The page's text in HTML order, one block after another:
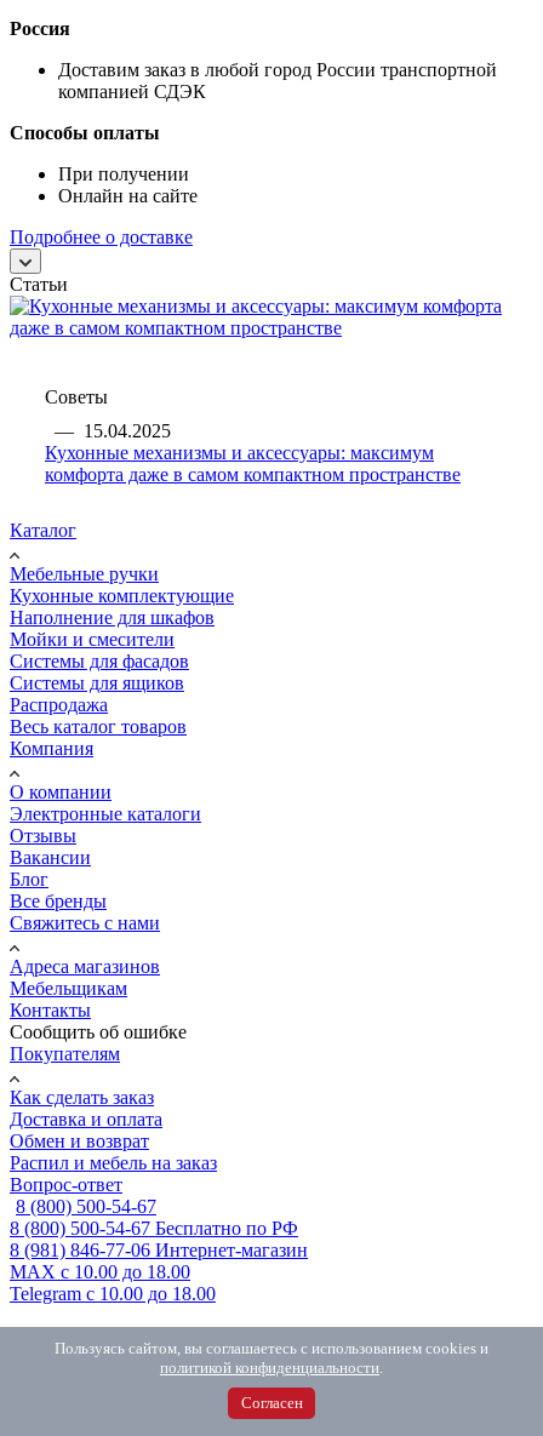
Россия
Доставим заказ в любой город России транспортной
компанией СДЭК
Способы оплаты
При получении
Онлайн на сайте
Подробнее о доставке
Статьи
Советы
— 15.04.2025
Кухонные механизмы и аксессуары: максимум
комфорта даже в самом компактном пространстве
Каталог
Мебельные ручки
Кухонные комплектующие
Наполнение для шкафов
Мойки и смесители
Системы для фасадов
Системы для ящиков
Распродажа
Весь каталог товаров
Компания
О компании
Электронные каталоги
Отзывы
Вакансии
Блог
Все бренды
Свяжитесь с нами
Адреса магазинов
Мебельщикам
Контакты
Сообщить об ошибке
Покупателям
Как сделать заказ
Доставка и оплата
Обмен и возврат
Распил и мебель на заказ
Вопрос-ответ
8 (800) 500-54-67
8 (800) 500-54-67 Бесплатно по РФ
8 (981) 846-77-06 Интернет-магазин
MAX с 10.00 до 18.00
Telegram с 10.00 до 18.00
Пользуясь сайтом, вы соглашаетесь с использованием cookies и
политикой конфиденциальности.
Согласен